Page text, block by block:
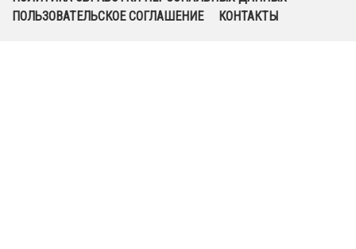
ПОЛЬЗОВАТЕЛЬСКОЕ СОГЛАШЕНИЕ
КОНТАКТЫ